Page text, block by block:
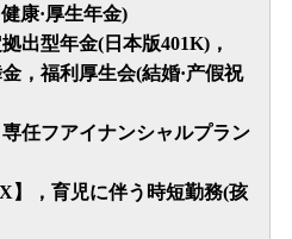
康·厚生年金)
出型年金(日本版401K)，
，福利厚生会(結婚·产假祝
任フアイナンシャルプラン
】，育児に伴う時短勤務(孩